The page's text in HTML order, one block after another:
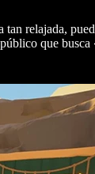
relajada,
que